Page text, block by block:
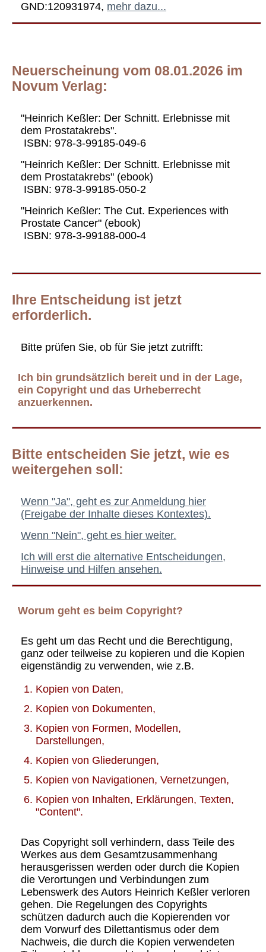
GND:120931974, mehr dazu...
Neuerscheinung vom 08.01.2026 im
Novum Verlag:
"Heinrich Keßler: Der Schnitt. Erlebnisse mit
dem Prostatakrebs".
ISBN: 978-3-99185-049-6
"Heinrich Keßler: Der Schnitt. Erlebnisse mit
dem Prostatakrebs" (ebook)
ISBN: 978-3-99185-050-2
"Heinrich Keßler: The Cut. Experiences with
Prostate Cancer" (ebook)
ISBN: 978-3-99188-000-4
Ihre Entscheidung ist jetzt
erforderlich.
Bitte prüfen Sie, ob für Sie jetzt zutrifft:
Ich bin grundsätzlich bereit und in der Lage,
ein Copyright und das Urheberrecht
anzuerkennen.
Bitte entscheiden Sie jetzt, wie es
weitergehen soll:
Wenn "Ja", geht es zur Anmeldung hier
(Freigabe der Inhalte dieses Kontextes).
Wenn "Nein", geht es hier weiter.
Ich will erst die alternative Entscheidungen,
Hinweise und Hilfen ansehen.
Worum geht es beim Copyright?
Es geht um das Recht und die Berechtigung,
ganz oder teilweise zu kopieren und die Kopien
eigenständig zu verwenden, wie z.B.
Kopien von Daten,
Kopien von Dokumenten,
Kopien von Formen, Modellen,
Darstellungen,
Kopien von Gliederungen,
Kopien von Navigationen, Vernetzungen,
Kopien von Inhalten, Erklärungen, Texten,
"Content".
Das Copyright soll verhindern, dass Teile des
Werkes aus dem Gesamtzusammenhang
herausgerissen werden oder durch die Kopien
die Verortungen und Verbindungen zum
Lebenswerk des Autors Heinrich Keßler verloren
gehen. Die Regelungen des Copyrights
schützen dadurch auch die Kopierenden vor
dem Vorwurf des Dilettantismus oder dem
Nachweis, die durch die Kopien verwendeten